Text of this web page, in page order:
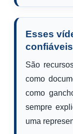
Esses
São
como
como
sempre
uma